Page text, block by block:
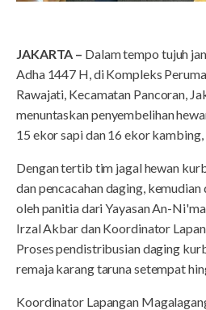
JAKARTA – Dalam tempo tujuh
Adha 1447 H, di Kompleks
Rawajati, Kecamatan Pancoran,
menuntaskan penyembelihan
15 ekor sapi dan 16 ekor
Dengan tertib tim jagal hewan
dan pencacahan daging,
oleh panitia dari Yayasan An-
Irzal Akbar dan Koordinator
Proses pendistribusian daging
remaja karang taruna setempat
Koordinator Lapangan